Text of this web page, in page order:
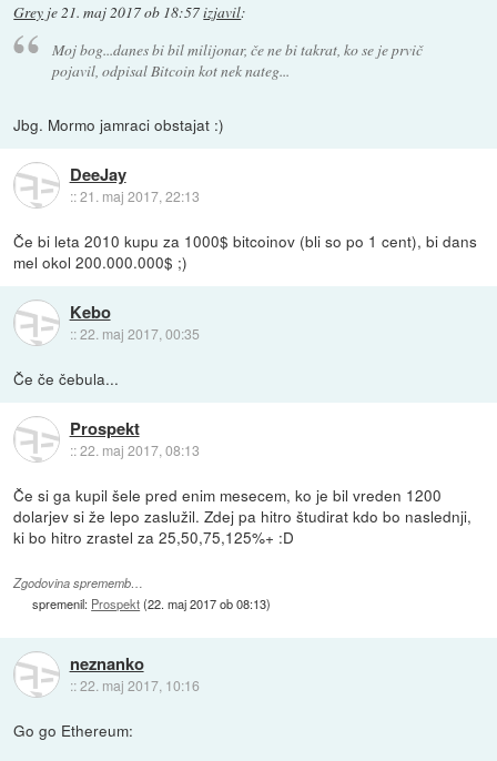
Grey je21. maj 2017 ob 18:57izjavil:
Moj bog...danes bi bil milijonar, če ne bi takrat, ko se je prvič
pojavil, odpisal Bitcoin kot nek nateg...
Jbg. Mormo jamraci obstajat :)
DeeJay
::21. maj 2017, 22:13
Če bi leta 2010 kupu za 1000$ bitcoinov (bli so po 1 cent), bi dans
mel okol 200.000.000$ ;)
Kebo
::22. maj 2017, 00:35
Če če čebula...
Prospekt
::22. maj 2017, 08:13
Če si ga kupil šele pred enim mesecem, ko je bil vreden 1200
dolarjev si že lepo zaslužil. Zdej pa hitro študirat kdo bo naslednji,
ki bo hitro zrastel za 25,50,75,125%+ :D
Zgodovina sprememb…
spremenil: Prospekt(22. maj 2017 ob 08:13)
neznanko
::22. maj 2017, 10:16
Go go Ethereum: